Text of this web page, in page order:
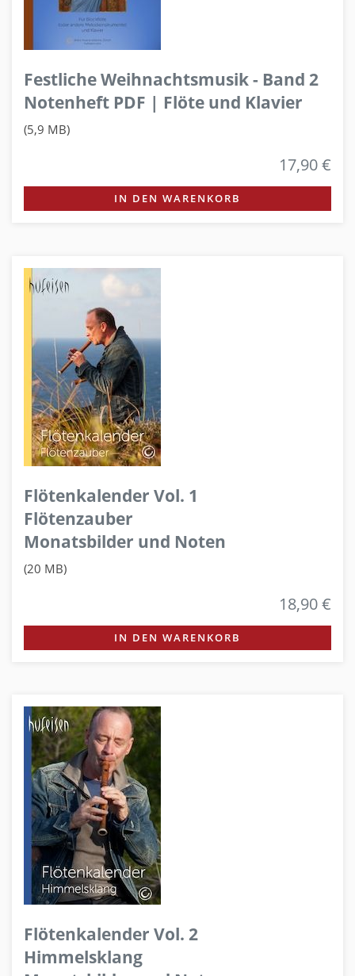
Festliche Weihnachtsmusik - Band 2
Notenheft PDF | Flöte und Klavier
(5,9 MB)
17,90 €
IN DEN WARENKORB
Flötenkalender Vol. 1
Flötenzauber
Monatsbilder und Noten
(20 MB)
18,90 €
IN DEN WARENKORB
Flötenkalender Vol. 2
Himmelsklang